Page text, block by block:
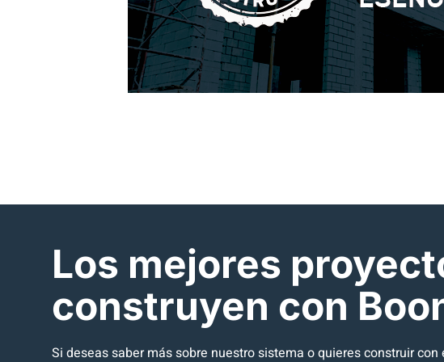
Los mejores
construyen con
Si deseas saber más sobre nuestro sistema o quieres construir con